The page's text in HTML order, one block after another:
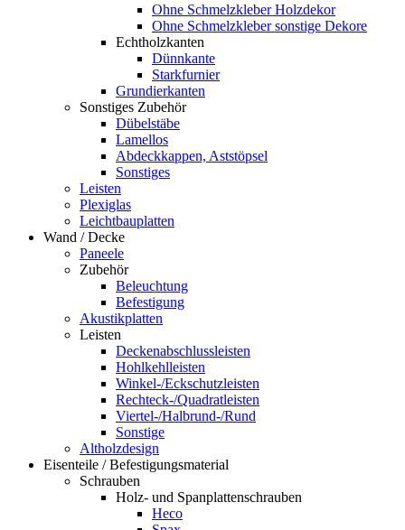
Ohne Schmelzkleber Holzdekor
Ohne Schmelzkleber sonstige Dekore
Echtholzkanten
Dünnkante
Starkfurnier
Grundierkanten
Sonstiges Zubehör
Dübelstäbe
Lamellos
Abdeckkappen, Aststöpsel
Sonstiges
Leisten
Plexiglas
Leichtbauplatten
Wand / Decke
Paneele
Zubehör
Beleuchtung
Befestigung
Akustikplatten
Leisten
Deckenabschlussleisten
Hohlkehlleisten
Winkel-/Eckschutzleisten
Rechteck-/Quadratleisten
Viertel-/Halbrund-/Rund
Sonstige
Altholzdesign
Eisenteile / Befestigungsmaterial
Schrauben
Holz- und Spanplattenschrauben
Heco